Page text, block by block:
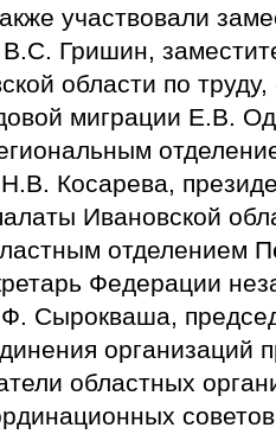
участвовали
Гришин,
области по
миграции Е.В.
Косарева,
Ивановской
отделением
Федерации
Сырокваша,
областных